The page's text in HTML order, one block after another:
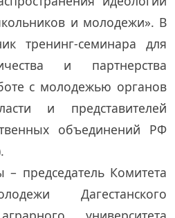
и молодежи». В
тренинг-семинара для
и партнерства
с молодежью органов
и представителей
объединений РФ
председатель Комитета
Дагестанского